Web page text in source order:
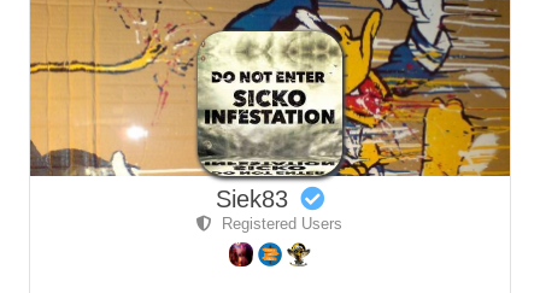
Siek83
Registered Users